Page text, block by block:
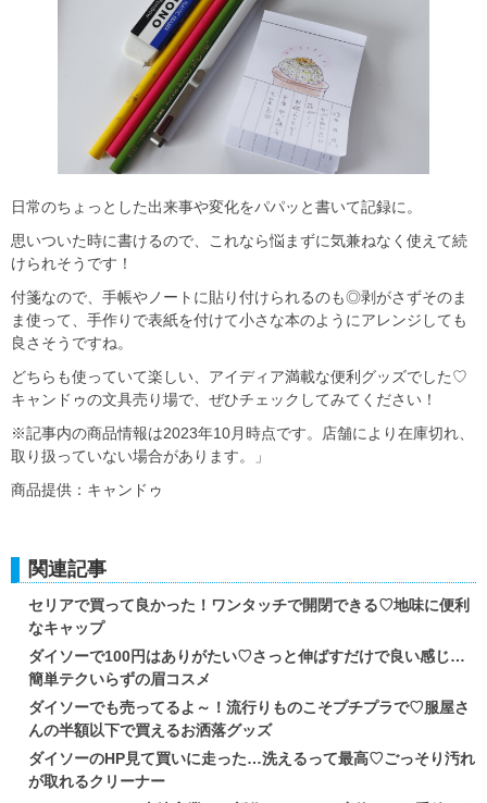
日常のちょっとした出来事や変化をパパッと書いて記録に。
思いついた時に書けるので、これなら悩まずに気兼ねなく使えて続
けられそうです！
付箋なので、手帳やノートに貼り付けられるのも◎剥がさずそのま
ま使って、手作りで表紙を付けて小さな本のようにアレンジしても
良さそうですね。
どちらも使っていて楽しい、アイディア満載な便利グッズでした♡
キャンドゥの文具売り場で、ぜひチェックしてみてください！
※記事内の商品情報は2023年10月時点です。店舗により在庫切れ、
取り扱っていない場合があります。」
商品提供：キャンドゥ
関連記事
セリアで買って良かった！ワンタッチで開閉できる♡地味に便利
なキャップ
ダイソーで100円はありがたい♡さっと伸ばすだけで良い感じ…
簡単テクいらずの眉コスメ
ダイソーでも売ってるよ～！流行りものこそプチプラで♡服屋さ
んの半額以下で買えるお洒落グッズ
ダイソーのHP見て買いに走った…洗えるって最高♡ごっそり汚れ
が取れるクリーナー